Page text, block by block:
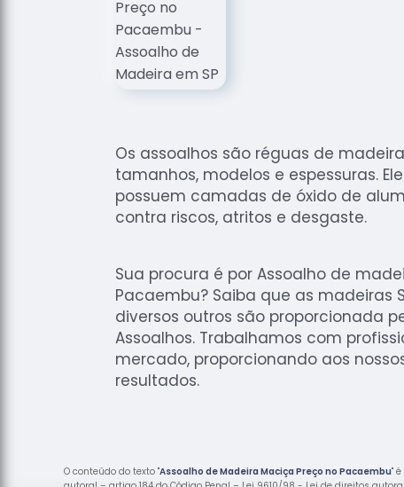
Os assoalhos são réguas de
tamanhos, modelos e espessuras.
possuem camadas de óxido de
contra riscos, atritos e desgaste.
Sua procura é por Assoalho de
Pacaembu? Saiba que as madeiras
diversos outros são proporcionada
Assoalhos. Trabalhamos com
mercado, proporcionando aos
resultados.
O conteúdo do texto "Assoalho de Madeira Maciça Preço no Pacaembu"